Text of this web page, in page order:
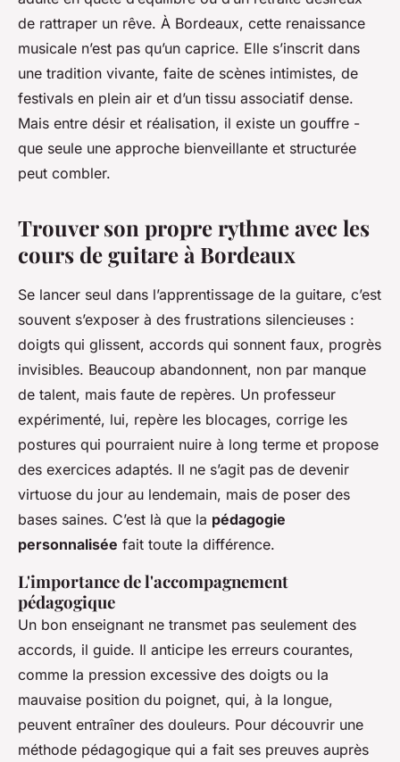
de rattraper un rêve. À Bordeaux, cette renaissance
musicale n’est pas qu’un caprice. Elle s’inscrit dans
une tradition vivante, faite de scènes intimistes, de
festivals en plein air et d’un tissu associatif dense.
Mais entre désir et réalisation, il existe un gouffre -
que seule une approche bienveillante et structurée
peut combler.
Trouver son propre rythme avec les
cours de guitare à Bordeaux
Se lancer seul dans l’apprentissage de la guitare, c’est
souvent s’exposer à des frustrations silencieuses :
doigts qui glissent, accords qui sonnent faux, progrès
invisibles. Beaucoup abandonnent, non par manque
de talent, mais faute de repères. Un professeur
expérimenté, lui, repère les blocages, corrige les
postures qui pourraient nuire à long terme et propose
des exercices adaptés. Il ne s’agit pas de devenir
virtuose du jour au lendemain, mais de poser des
bases saines. C’est là que la pédagogie
personnalisée fait toute la différence.
L'importance de l'accompagnement
pédagogique
Un bon enseignant ne transmet pas seulement des
accords, il guide. Il anticipe les erreurs courantes,
comme la pression excessive des doigts ou la
mauvaise position du poignet, qui, à la longue,
peuvent entraîner des douleurs. Pour découvrir une
méthode pédagogique qui a fait ses preuves auprès